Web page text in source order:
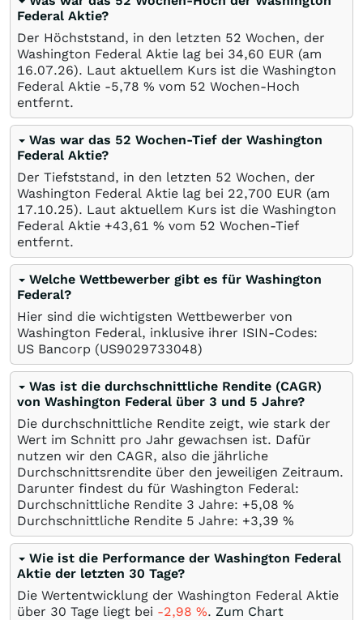
Federal Aktie?
Der Höchststand, in den letzten 52 Wochen, der
Washington Federal Aktie lag bei 34,60 EUR (am
16.07.26). Laut aktuellem Kurs ist die Washington
Federal Aktie -5,78 % vom 52 Wochen-Hoch
entfernt.
Was war das 52 Wochen-Tief der Washington
Federal Aktie?
Der Tiefststand, in den letzten 52 Wochen, der
Washington Federal Aktie lag bei 22,700 EUR (am
17.10.25). Laut aktuellem Kurs ist die Washington
Federal Aktie +43,61 % vom 52 Wochen-Tief
entfernt.
Welche Wettbewerber gibt es für Washington
Federal?
Hier sind die wichtigsten Wettbewerber von
Washington Federal, inklusive ihrer ISIN-Codes:
US Bancorp (US9029733048)
Was ist die durchschnittliche Rendite (CAGR)
von Washington Federal über 3 und 5 Jahre?
Die durchschnittliche Rendite zeigt, wie stark der
Wert im Schnitt pro Jahr gewachsen ist. Dafür
nutzen wir den CAGR, also die jährliche
Durchschnittsrendite über den jeweiligen Zeitraum.
Darunter findest du für Washington Federal:
Durchschnittliche Rendite 3 Jahre: +5,08 %
Durchschnittliche Rendite 5 Jahre: +3,39 %
Wie ist die Performance der Washington Federal
Aktie der letzten 30 Tage?
Die Wertentwicklung der Washington Federal Aktie
über 30 Tage liegt bei -2,98 %. Zum Chart